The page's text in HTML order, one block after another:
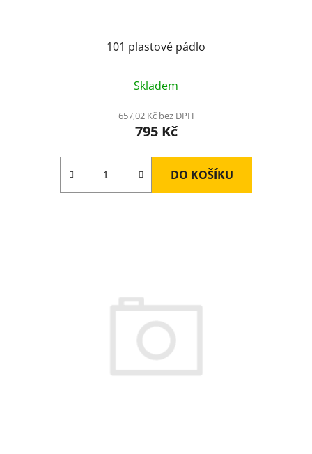
101 plastové pádlo
Skladem
657,02 Kč bez DPH
795 Kč
DO KOŠÍKU